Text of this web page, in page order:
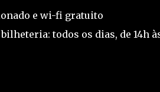
e wi-fi gratuito
todos os dias, de 14h